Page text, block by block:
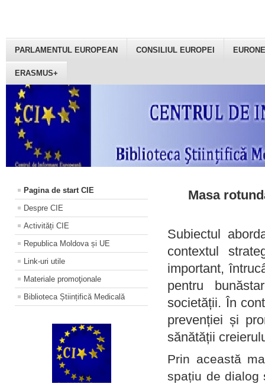
PARLAMENTUL EUROPEAN CONSILIUL EUROPEI
ERASMUS+
Pagina de start CIE
Despre CIE
Activități CIE
Republica Moldova și UE
Link-uri utile
Materiale promoţionale
Biblioteca Științifică Medicală
Masa
Subiectul
contextul
important,
pentru
societății. În
prevenției și
sănătății
Prin această
spațiu de dialog